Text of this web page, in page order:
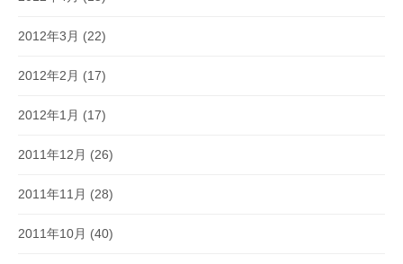
2012年3月 (22)
2012年2月 (17)
2012年1月 (17)
2011年12月 (26)
2011年11月 (28)
2011年10月 (40)